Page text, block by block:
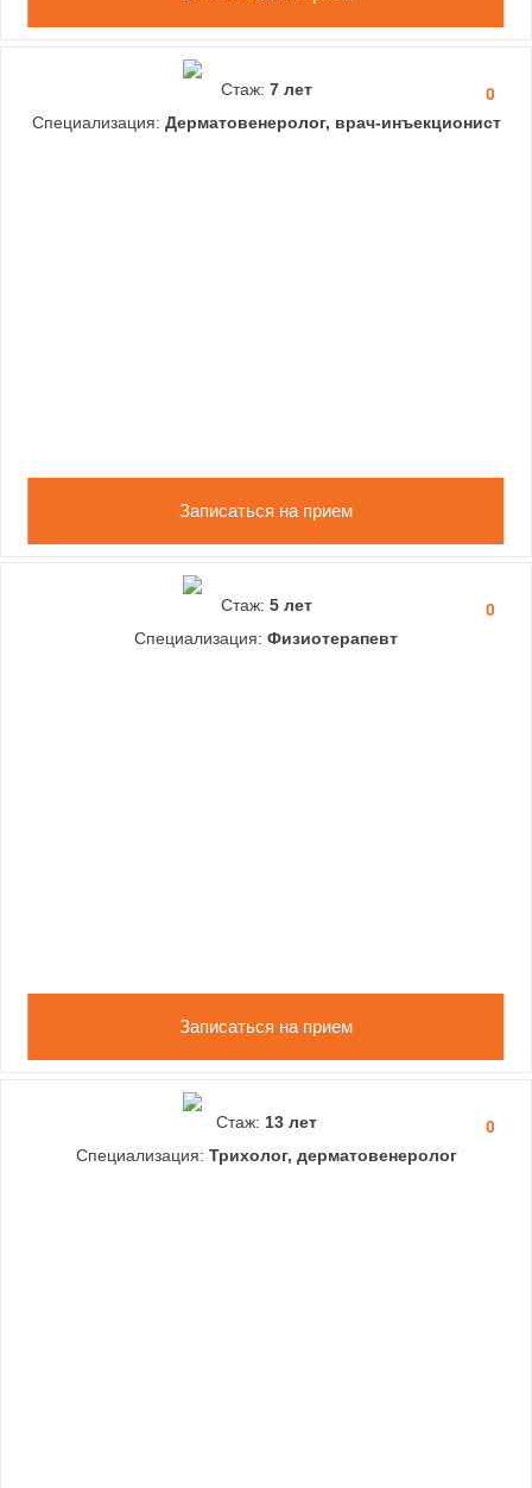
0
Стаж: 7 лет
Специализация: Дерматовенеролог, врач-инъекционист
Записаться на прием
0
Стаж: 5 лет
Специализация: Физиотерапевт
Записаться на прием
0
Стаж: 13 лет
Специализация: Трихолог, дерматовенеролог